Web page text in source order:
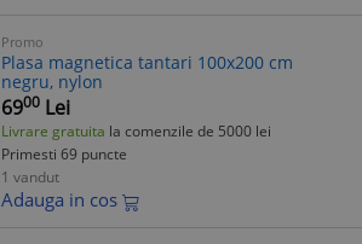
Promo
Plasa magnetica tantari 100x200 cm
negru, nylon
6900 Lei
Livrare gratuita la comenzile de 5000 lei
Primesti 69 puncte
1 vandut
Adauga in cos